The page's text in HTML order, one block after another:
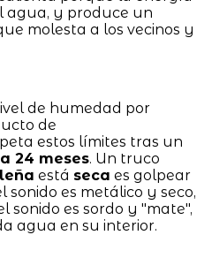
agua, y produce un
molesta a los vecinos y
de humedad por
de
estos límites tras un
24 meses. Un truco
leña está seca es golpear
sonido es metálico y seco,
sonido es sordo y "mate",
agua en su interior.